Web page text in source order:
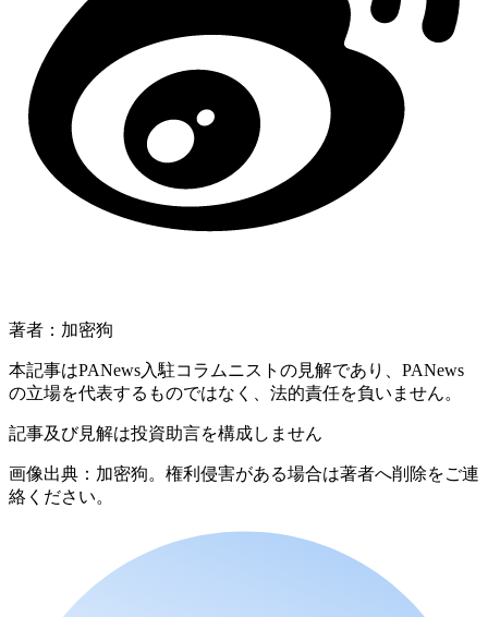
著者：加密狗
本記事はPANews入駐コラムニストの見解であり、PANews
の立場を代表するものではなく、法的責任を負いません。
記事及び見解は投資助言を構成しません
画像出典：加密狗。権利侵害がある場合は著者へ削除をご連
絡ください。